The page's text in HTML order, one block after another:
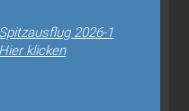
Spitzausflug 2026-1
Hier klicken